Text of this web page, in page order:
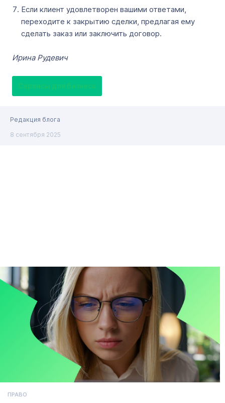
Если клиент удовлетворен вашими ответами,
переходите к закрытию сделки, предлагая ему
сделать заказ или заключить договор.
Ирина Рудевич
Сервисы для бизнеса
Редакция блога
8 сентября 2025
ПРАВО